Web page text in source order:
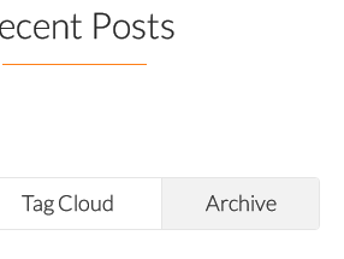
Posts
Tag Cloud Archive